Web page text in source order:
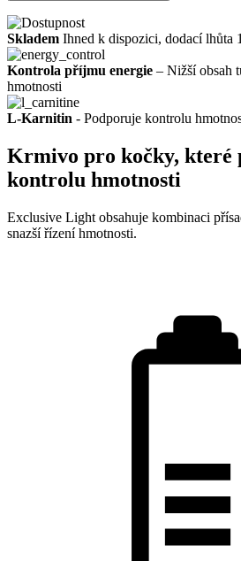
Skladem Ihned k dispozici, dodací lhůta
Kontrola příjmu energie – Nižší obsah
hmotnosti
L-Karnitin - Podporuje kontrolu
Krmivo pro kočky, které
kontrolu hmotnosti
Exclusive Light obsahuje kombinaci
snazší řízení hmotnosti.